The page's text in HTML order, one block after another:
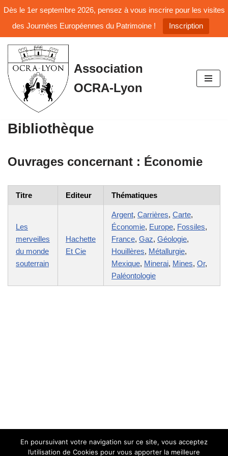
Dès le 1er septembre 2026, pensez à vous inscrire pour les visites
des Journées Européennes du Patrimoine !
Inscription
Aller
au
contenu
Association
OCRA-Lyon
Bibliothèque
Ouvrages concernant : Économie
Titre Editeur Thématiques
Les
merveilles
du monde
souterrain
Hachette
Et Cie
Argent, Carrières, Carte,
Économie, Europe, Fossiles,
France, Gaz, Géologie,
Houillères, Métallurgie,
Mexique, Minerai, Mines, Or,
Paléontologie
En poursuivant votre navigation sur ce site, vous acceptez
l’utilisation de Cookies pour vous apporter la meilleure